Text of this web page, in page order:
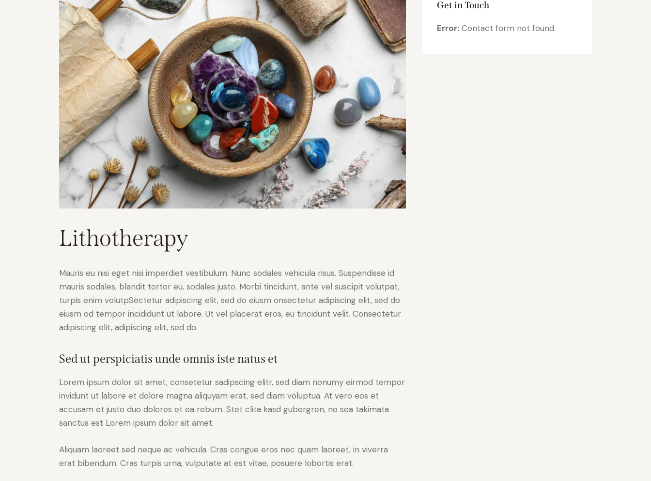
Lithotherapy
Mauris eu nisi eget nisi imperdiet vestibulum. Nunc sodales vehicula risus. Suspendisse id
mauris sodales, blandit tortor eu, sodales justo. Morbi tincidunt, ante vel suscipit volutpat,
turpis enim volutpSectetur adipiscing elit, sed do eiusm onsectetur adipiscing elit, sed do
eiusm od tempor incididunt ut labore. Ut vel placerat eros, eu tincidunt velit. Consectetur
adipiscing elit, adipiscing elit, sed do.
Sed ut perspiciatis unde omnis iste natus et
Lorem ipsum dolor sit amet, consetetur sadipscing elitr, sed diam nonumy eirmod tempor
invidunt ut labore et dolore magna aliquyam erat, sed diam voluptua. At vero eos et
accusam et justo duo dolores et ea rebum. Stet clita kasd gubergren, no sea takimata
sanctus est Lorem ipsum dolor sit amet.
Aliquam laoreet sed neque ac vehicula. Cras congue eros nec quam laoreet, in viverra
erat bibendum. Cras turpis urna, vulputate at est vitae, posuere lobortis erat.
Get in Touch
Error: Contact form not found.